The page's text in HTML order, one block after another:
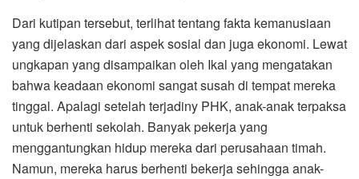
Dari kutipan tersebut, terlihat tentang fakta kemanusiaan
yang dijelaskan dari aspek sosial dan juga ekonomi. Lewat
ungkapan yang disampaikan oleh Ikal yang mengatakan
bahwa keadaan ekonomi sangat susah di tempat mereka
tinggal. Apalagi setelah terjadiny PHK, anak-anak terpaksa
untuk berhenti sekolah. Banyak pekerja yang
menggantungkan hidup mereka dari perusahaan timah.
Namun, mereka harus berhenti bekerja sehingga anak-